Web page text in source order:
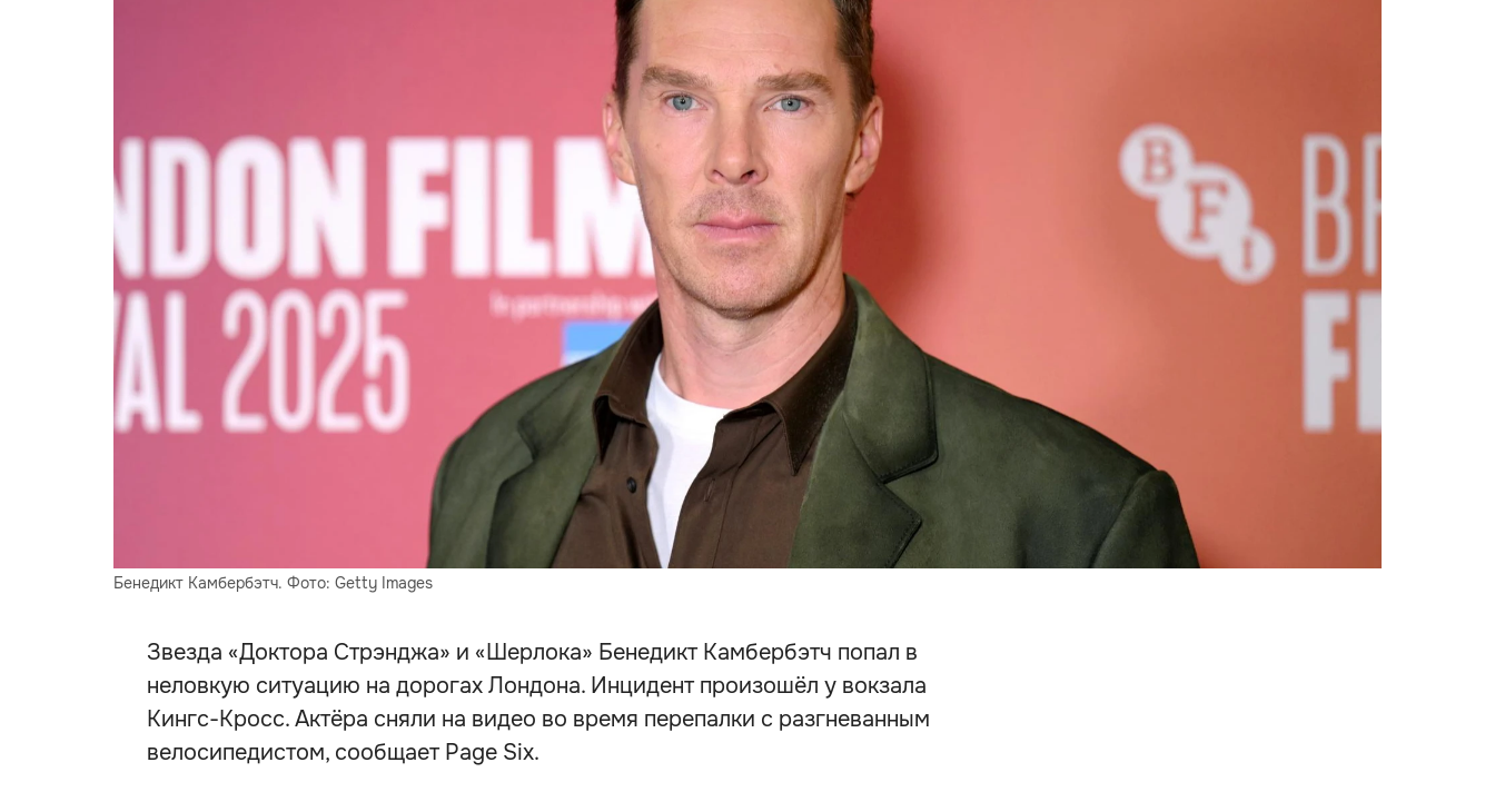
Бенедикт Камбербэтч. Фото: Getty Images
Звезда «Доктора Стрэнджа» и «Шерлока» Бенедикт Камбербэтч попал в
неловкую ситуацию на дорогах Лондона. Инцидент произошёл у вокзала
Кингс-Кросс. Актёра сняли на видео во время перепалки с разгневанным
велосипедистом, сообщает Page Six.